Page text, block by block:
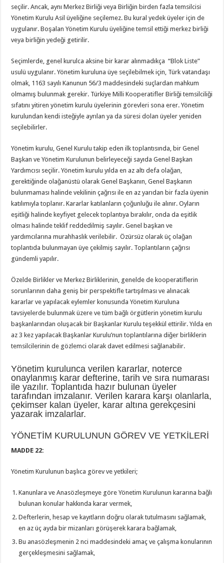
seçilir. Ancak, aynı Merkez Birliği veya Birliğin birden fazla temsilcisi
Yönetim Kurulu Asil üyeliğine seçilemez. Bu kural yedek üyeler için de
uygulanır. Boşalan Yönetim Kurulu üyeliğine temsil ettiği merkez birliği
veya birliğin yedeği getirilir.
Seçimlerde, genel kurulca aksine bir karar alınmadıkça “Blok Liste”
usulü uygulanır. Yönetim kuruluna üye seçilebilmek için, Türk vatandaşı
olmak, 1163 sayılı Kanunun 56/3 maddesindeki suçlardan mahkum
olmamış bulunmak gerekir. Türkiye Milli Kooperatifler Birliği temsilciliği
sıfatını yitiren yönetim kurulu üyelerinin görevleri sona erer. Yönetim
kurulundan kendi isteğiyle ayrılan ya da süresi dolan üyeler yeniden
seçilebilirler.
Yönetim kurulu, Genel Kurulu takip eden ilk toplantısında, bir Genel
Başkan ve Yönetim Kurulunun belirleyeceği sayıda Genel Başkan
Yardımcısı seçilir. Yönetim kurulu yılda en az altı defa olağan,
gerektiğinde olağanüstü olarak Genel Başkanın, Genel Başkanın
bulunmaması halinde vekilinin çağrısı ile en az yarıdan bir fazla üyenin
katılımıyla toplanır. Kararlar katılanların çoğunluğu ile alınır. Oyların
eşitliği halinde keyfiyet gelecek toplantıya bırakılır, onda da eşitlik
olması halinde teklif reddedilmiş sayılır. Genel başkan ve
yardımcılarına murahhaslık verilebilir. Özürsüz olarak üç olağan
toplantıda bulunmayan üye çekilmiş sayılır. Toplantıların çağrısı
gündemli yapılır.
Özelde Birlikler ve Merkez Birliklerinin, genelde de kooperatiflerin
sorunlarının daha geniş bir perspektifle tartışılması ve alınacak
kararlar ve yapılacak eylemler konusunda Yönetim Kuruluna
tavsiyelerde bulunmak üzere ve tüm bağlı örgütlerin yönetim kurulu
başkanlarından oluşacak bir Başkanlar Kurulu teşekkül ettirilir. Yılda en
az 3 kez yapılacak Başkanlar Kurulu’nun toplantılarına diğer birliklerin
temsilcilerinin de gözlemci olarak davet edilmesi sağlanabilir.
Yönetim kurulunca verilen kararlar, noterce
onaylanmış karar defterine, tarih ve sıra numarası
ile yazılır. Toplantıda hazır bulunan üyeler
tarafından imzalanır. Verilen karara karşı olanlarla,
çekimser kalan üyeler, karar altına gerekçesini
yazarak imzalarlar.
YÖNETİM KURULUNUN GÖREV VE YETKİLERİ
MADDE 22:
Yönetim Kurulunun başlıca görev ve yetkileri;
Kanunlara ve Anasözleşmeye göre Yönetim Kurulunun kararına bağlı
bulunan konular hakkında karar vermek,
Defterlerin, hesap ve kayıtların doğru olarak tutulmasını sağlamak,
en az üç ayda bir mizanları görüşerek karara bağlamak,
Bu anasözleşmenin 2 nci maddesindeki amaç ve çalışma konularının
gerçekleşmesini sağlamak,